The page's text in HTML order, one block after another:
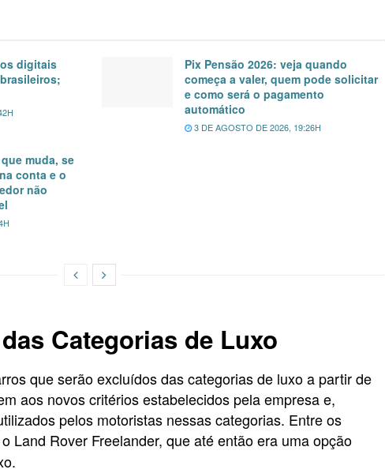
digitais
Pix Pensão 2026: veja quando
começa a valer, quem pode solicitar
e como será o pagamento
automático
3 DE AGOSTO DE 2026, 19:26H
muda, se
conta e o
não
Categorias de Luxo
que serão excluídos das categorias de luxo a partir de
aos novos critérios estabelecidos pela empresa e,
pelos motoristas nessas categorias. Entre os
Land Rover Freelander, que até então era uma opção